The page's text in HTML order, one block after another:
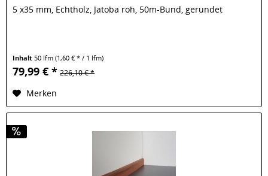
5 x35 mm, Echtholz, Jatoba roh, 50m-Bund, gerundet
Inhalt50 lfm(1,60 € * / 1 lfm)
79,99 € * 226,10 € *
Merken